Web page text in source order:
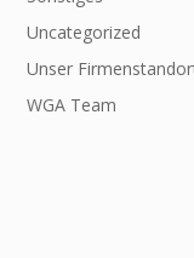
Uncategorized
Unser
WGA Team